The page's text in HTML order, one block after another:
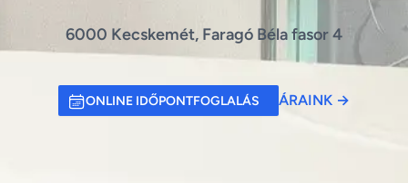
6000 Kecskemét, Faragó Béla fasor 4
ONLINE IDŐPONTFOGLALÁS ÁRAINK →